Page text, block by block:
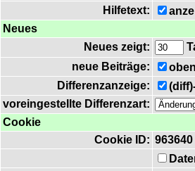
Hilfetext:
Neues
Neues zeigt:
neue Beiträge:
Differenzanzeige:
voreingestellte Differenzart:
Cookie
Cookie ID: 963640